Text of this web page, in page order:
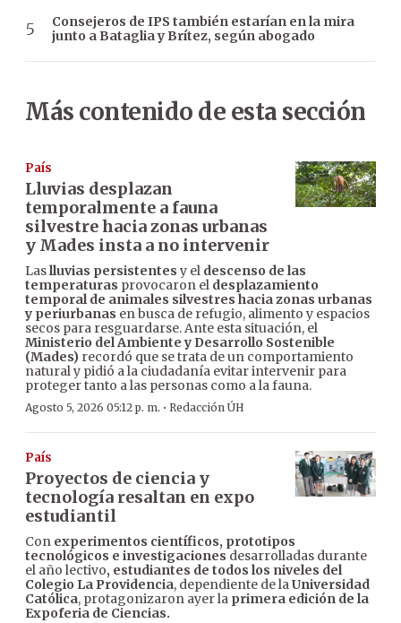
Consejeros de IPS también estarían en la mira
junto a Bataglia y Brítez, según abogado
Más contenido de esta sección
País
Lluvias desplazan
temporalmente a fauna
silvestre hacia zonas urbanas
y Mades insta a no intervenir
Laslluvias persistentes y el descenso de las
temperaturas provocaron el desplazamiento
temporal de animales silvestres hacia zonas urbanas
y periurbanas en busca de refugio, alimento y espacios
secos para resguardarse. Ante esta situación, el
Ministerio del Ambiente y Desarrollo Sostenible
(Mades) recordó que se trata de un comportamiento
natural y pidió a la ciudadanía evitar intervenir para
proteger tanto a las personas como a la fauna.
Agosto 5, 2026 05:12 p. m. · Redacción ÚH
País
Proyectos de ciencia y
tecnología resaltan en expo
estudiantil
Con experimentos científicos, prototipos
tecnológicos e investigaciones desarrolladas durante
el año lectivo, estudiantes de todos los niveles del
Colegio La Providencia, dependiente de laUniversidad
Católica, protagonizaron ayer la primera edición de la
Expoferia de Ciencias.